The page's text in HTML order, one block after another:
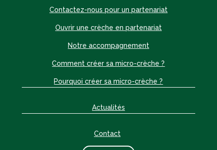
Contactez-nous pour un partenariat
Ouvrir une crèche en partenariat
Notre accompagnement
Comment créer sa micro-crèche ?
Pourquoi créer sa micro-crèche ?
Actualités
Contact